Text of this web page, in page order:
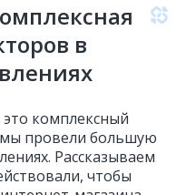
в
комплексный
мы провели большую
Рассказываем
чтобы